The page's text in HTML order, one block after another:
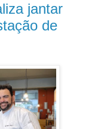
jantar
de